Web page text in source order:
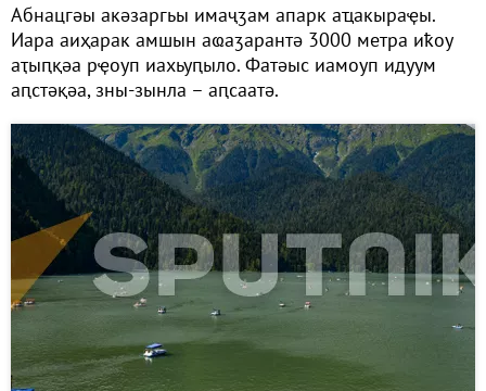
Абнацгәы акәзаргьы имаҷӡам апарк аҵакыраҿы.
Иара аиҳарак амшын аҩаӡарантә 3000 метра иҟоу
аҭыԥқәа рҿоуп иахьуԥыло. Фатәыс иамоуп идуум
аԥстәқәа, зны-зынла – аԥсаатә.